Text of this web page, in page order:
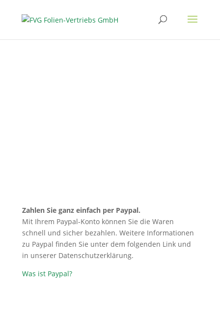
Zahlen Sie ganz einfach per Paypal.
Mit Ihrem Paypal-Konto können Sie die Waren
schnell und sicher bezahlen. Weitere Informationen
zu Paypal finden Sie unter dem folgenden Link und
in unserer Datenschutzerklärung.
Was ist Paypal?